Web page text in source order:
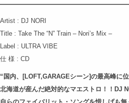
Artist : DJ NORI
Title : Take The “N” Train – Nori’s Mix –
Label : ULTRA VIBE
仕 様 : CD
“国内、[LOFT,GARAGEシーン]の最高峰に位
北海道が産んだ絶対的なマエストロ！！DJ